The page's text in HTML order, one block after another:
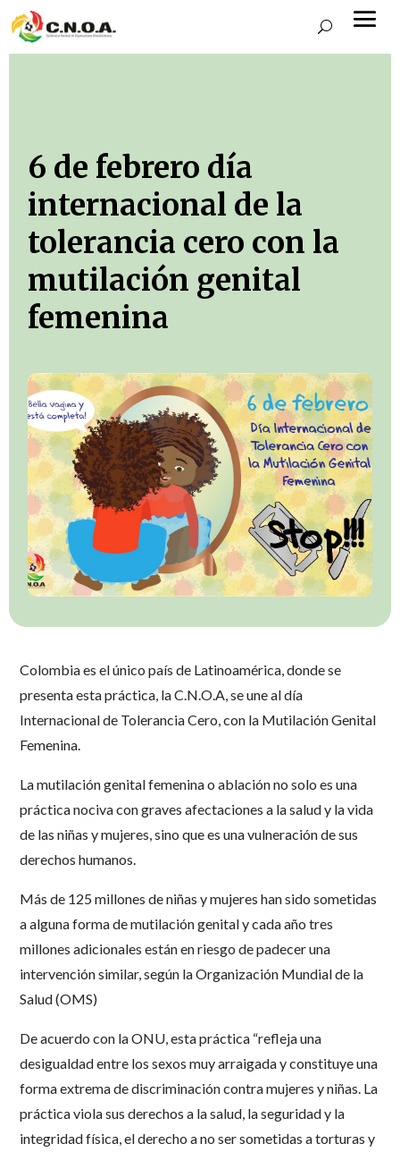
6 de febrero día
internacional de la
tolerancia cero con la
mutilación genital
femenina
Colombia es el único país de Latinoamérica, donde se
presenta esta práctica, la C.N.O.A, se une al día
Internacional de Tolerancia Cero, con la Mutilación Genital
Femenina.
La mutilación genital femenina o ablación no solo es una
práctica nociva con graves afectaciones a la salud y la vida
de las niñas y mujeres, sino que es una vulneración de sus
derechos humanos.
Más de 125 millones de niñas y mujeres han sido sometidas
a alguna forma de mutilación genital y cada año tres
millones adicionales están en riesgo de padecer una
intervención similar, según la Organización Mundial de la
Salud (OMS)
De acuerdo con la ONU, esta práctica “refleja una
desigualdad entre los sexos muy arraigada y constituye una
forma extrema de discriminación contra mujeres y niñas. La
práctica viola sus derechos a la salud, la seguridad y la
integridad física, el derecho a no ser sometidas a torturas y